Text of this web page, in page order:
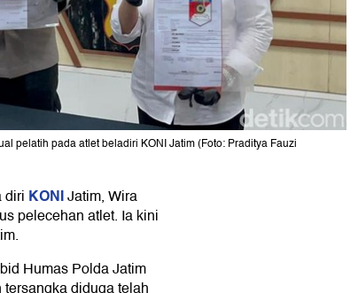
pelatih pada atlet beladiri KONI Jatim (Foto: Praditya Fauzi
diri KONIJatim, Wira
pelecehan atlet. Ia kini
Humas Polda Jatim